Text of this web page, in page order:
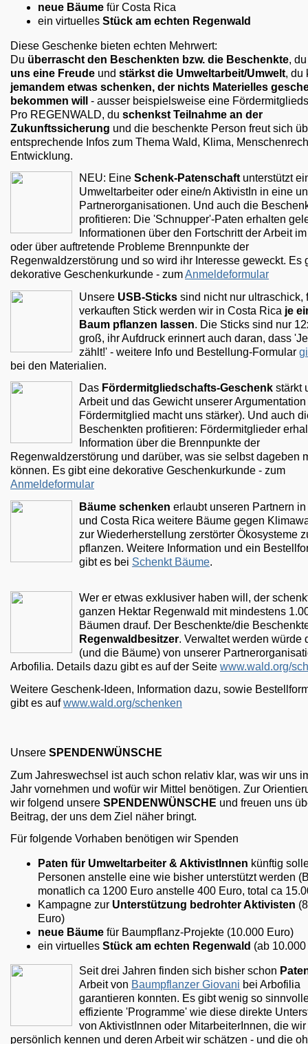
neue Bäume für Costa Rica
ein virtuelles Stück am echten Regenwald
Diese Geschenke bieten echten Mehrwert:
Du überrascht den Beschenkten bzw. die Beschenkte,
uns eine Freude und stärkst die Umweltarbeit/Umwelt, du
jemandem etwas schenken, der nichts Materielles
bekommen will
- ausser beispielsweise eine
Pro REGENWALD, du schenkst Teilnahme an der
Zukunftssicherung und die beschenkte Person freut sich
entsprechende Infos zum Thema Wald, Klima,
Entwicklung.
NEU: Eine Schenk-Patenschaftunterstützt
Umweltarbeiter oder eine/n AktivistIn in eine
Partnerorganisationen. Und auch die
profitieren: Die 'Schnupper'-Paten erhalten
Informationen über den Fortschritt der Arbeit
oder über auftretende Probleme Brennpunkte der
Regenwaldzerstörung und so wird ihr Interesse geweckt. Es
dekorative Geschenkurkunde - zumAnmeldeformular
Unsere USB-Sticks sind nicht nur ultraschick,
verkauften Stick werden wir in Costa Rica je
Baum pflanzen lassen. Die Sticks sind nur
groß, ihr Aufdruck erinnert auch daran, dass
zählt!' - weitere Info und Bestellung-Formular
bei den Materialien.
Das Fördermitgliedschafts-Geschenk stärkt
Arbeit und das Gewicht unserer
Fördermitglied macht uns stärker). Und auch
Beschenkten profitieren: Fördermitglieder
Information über die Brennpunkte der
Regenwaldzerstörung und darüber, was sie selbst dageben
können. Es gibt eine dekorative Geschenkurkunde - zum
Anmeldeformular
Bäume schenken erlaubt unseren Partnern
und Costa Rica weitere Bäume gegen
zur Wiederherstellung zerstörter Ökosysteme
pflanzen. Weitere Information und ein
gibt es bei Schenkt Bäume.
Wer er etwas exklusiver haben will, der
ganzen Hektar Regenwald mit mindestens
Bäumen drauf. Der Beschenkte/die
Regenwaldbesitzer. Verwaltet werden würde
(und die Bäume) von unserer
Arbofilia. Details dazu gibt es auf der Seite www.wald.org/
Weitere Geschenk-Ideen, Information dazu, sowie
gibt es aufwww.wald.org/schenken
Unsere SPENDENWÜNSCHE
Zum Jahreswechsel ist auch schon relativ klar, was wir uns
Jahr vornehmen und wofür wir Mittel benötigen. Zur
wir folgend unsere SPENDENWÜNSCHE und freuen uns
Beitrag, der uns dem Ziel näher bringt.
Für folgende Vorhaben benötigen wir Spenden
Paten für Umweltarbeiter & AktivistInnen künftig
Personen anstelle eine wie bisher unterstützt werden
monatlich ca 1200 Euro anstelle 400 Euro, total ca
Kampagne zur Unterstützung bedrohter Aktivisten
Euro)
neue Bäume für Baumpflanz-Projekte (10.000 Euro)
ein virtuelles Stück am echten Regenwald (ab
Seit drei Jahren finden sich bisher schon
Arbeit von Baumpflanzer Giovani bei Arbofilia
garantieren konnten. Es gibt wenig so
effiziente 'Programme' wie diese direkte
von AktivistInnen oder MitarbeiterInnen, die wir
persönlich kennen und deren Arbeit wir schätzen - und die